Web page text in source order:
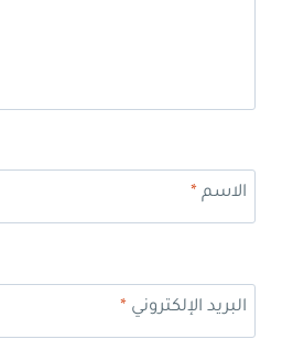
الاسم*
البريد الإلكتروني*